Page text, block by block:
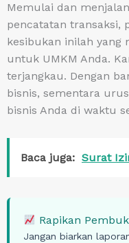
Memulai dan
pencatatan transaksi,
kesibukan inilah yang
untuk UMKM Anda.
terjangkau. Dengan
bisnis, sementara
bisnis Anda di waktu
Baca juga: Surat
Rapikan
Jangan biarkan